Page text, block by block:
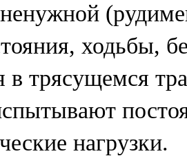
ходьбы,
в трясущемся
нагрузки.